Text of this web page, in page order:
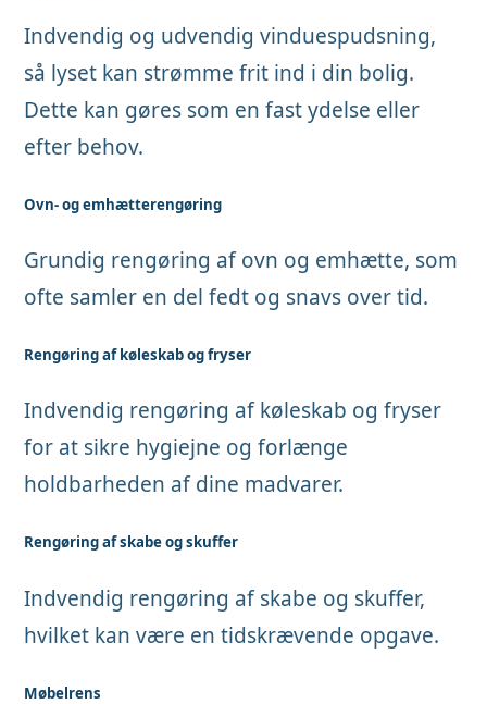
Indvendig og udvendig vinduespudsning,
så lyset kan strømme frit ind i din bolig.
Dette kan gøres som en fast ydelse eller
efter behov.
Ovn- og emhætterengøring
Grundig rengøring af ovn og emhætte, som
ofte samler en del fedt og snavs over tid.
Rengøring af køleskab og fryser
Indvendig rengøring af køleskab og fryser
for at sikre hygiejne og forlænge
holdbarheden af dine madvarer.
Rengøring af skabe og skuffer
Indvendig rengøring af skabe og skuffer,
hvilket kan være en tidskrævende opgave.
Møbelrens